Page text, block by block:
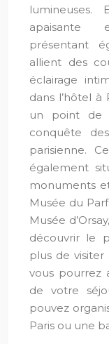
lumineuses.
apaisante
présentant
allient des
éclairage
dans l’hôtel
un point de
conquête
parisienne.
également
monuments
Musée du
Musée
découvrir le
plus de
vous pourrez
de votre
pouvez
Paris ou une